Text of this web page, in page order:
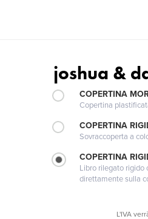
joshua &
COPERTINA
Copertina
COPERTINA
Sovraccoperta a
COPERTINA
Libro rilegato rigido
direttamente sulla
L'IVA